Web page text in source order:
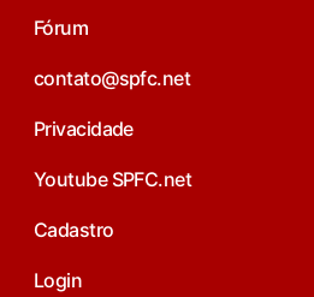
Fórum
contato@spfc.net
Privacidade
Youtube SPFC.net
Cadastro
Login